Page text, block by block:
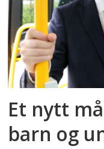
Et nytt
barn og